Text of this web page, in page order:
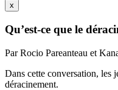
x
Qu’est-ce que le
Par Rocio Pareanteau et
Dans cette conversation, les
déracinement.